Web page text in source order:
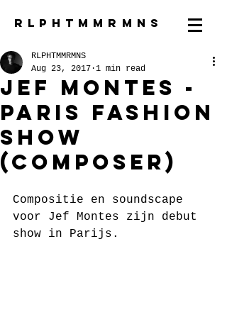
R L P H T M M R M N S
Jef Montes -
Paris Fashion
Show
(composer)
RLPHTMMRMNS
Aug 23, 2017 1 min read
Compositie en soundscape
voor Jef Montes zijn debut
show in Parijs.